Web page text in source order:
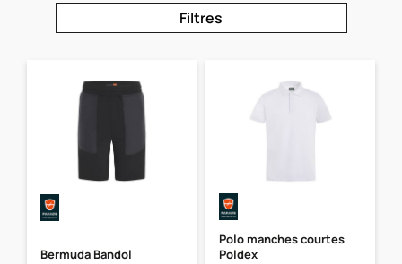
Filtres
Bermuda Bandol
Polo manches courtes
Poldex